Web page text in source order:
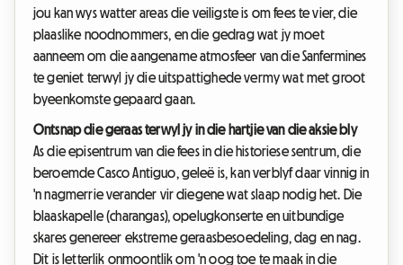
jou kan wys watter areas die veiligste is om fees te vier, die
plaaslike noodnommers, en die gedrag wat jy moet
aanneem om die aangename atmosfeer van die Sanfermines
te geniet terwyl jy die uitspattighede vermy wat met groot
byeenkomste gepaard gaan.
Ontsnap die geraas terwyl jy in die hartjie van die aksie bly
As die episentrum van die fees in die historiese sentrum, die
beroemde Casco Antiguo, geleë is, kan verblyf daar vinnig in
'n nagmerrie verander vir diegene wat slaap nodig het. Die
blaaskapelle (charangas), opelugkonserte en uitbundige
skares genereer ekstreme geraasbesoedeling, dag en nag.
Dit is letterlik onmoontlik om 'n oog toe te maak in die